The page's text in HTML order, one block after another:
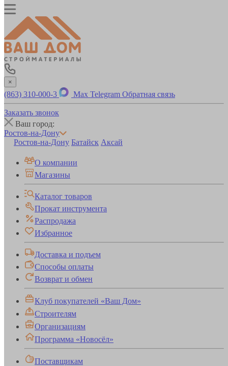
×
(863) 310-000-3 Max Telegram Обратная связь
Заказать звонок
Ваш город:
Ростов-на-Дону
Ростов-на-Дону Батайск Аксай
О компании
Магазины
Каталог товаров
Прокат инструмента
Распродажа
Избранное
Доставка и подъем
Способы оплаты
Возврат и обмен
Клуб покупателей «Ваш Дом»
Строителям
Организациям
Программа «Новосёл»
Поставщикам